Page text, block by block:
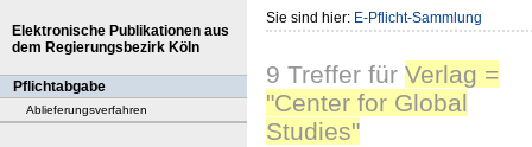
Elektronische Publikationen aus
dem Regierungsbezirk Köln
Pflichtabgabe
Ablieferungsverfahren
Sie sind hier: E-Pflicht-Sammlung
9 Treffer für Verlag =
"Center for Global
Studies"